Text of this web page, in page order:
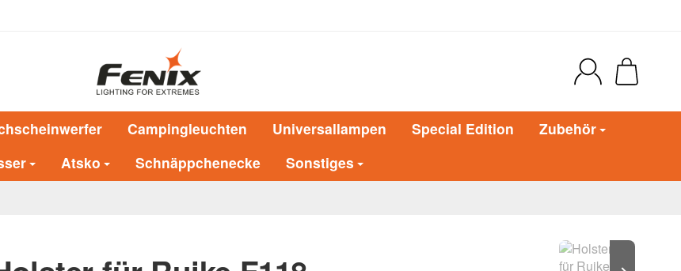
Campingleuchten Universallampen Special Edition
Zubehör
Atsko Schnäppchenecke Sonstiges